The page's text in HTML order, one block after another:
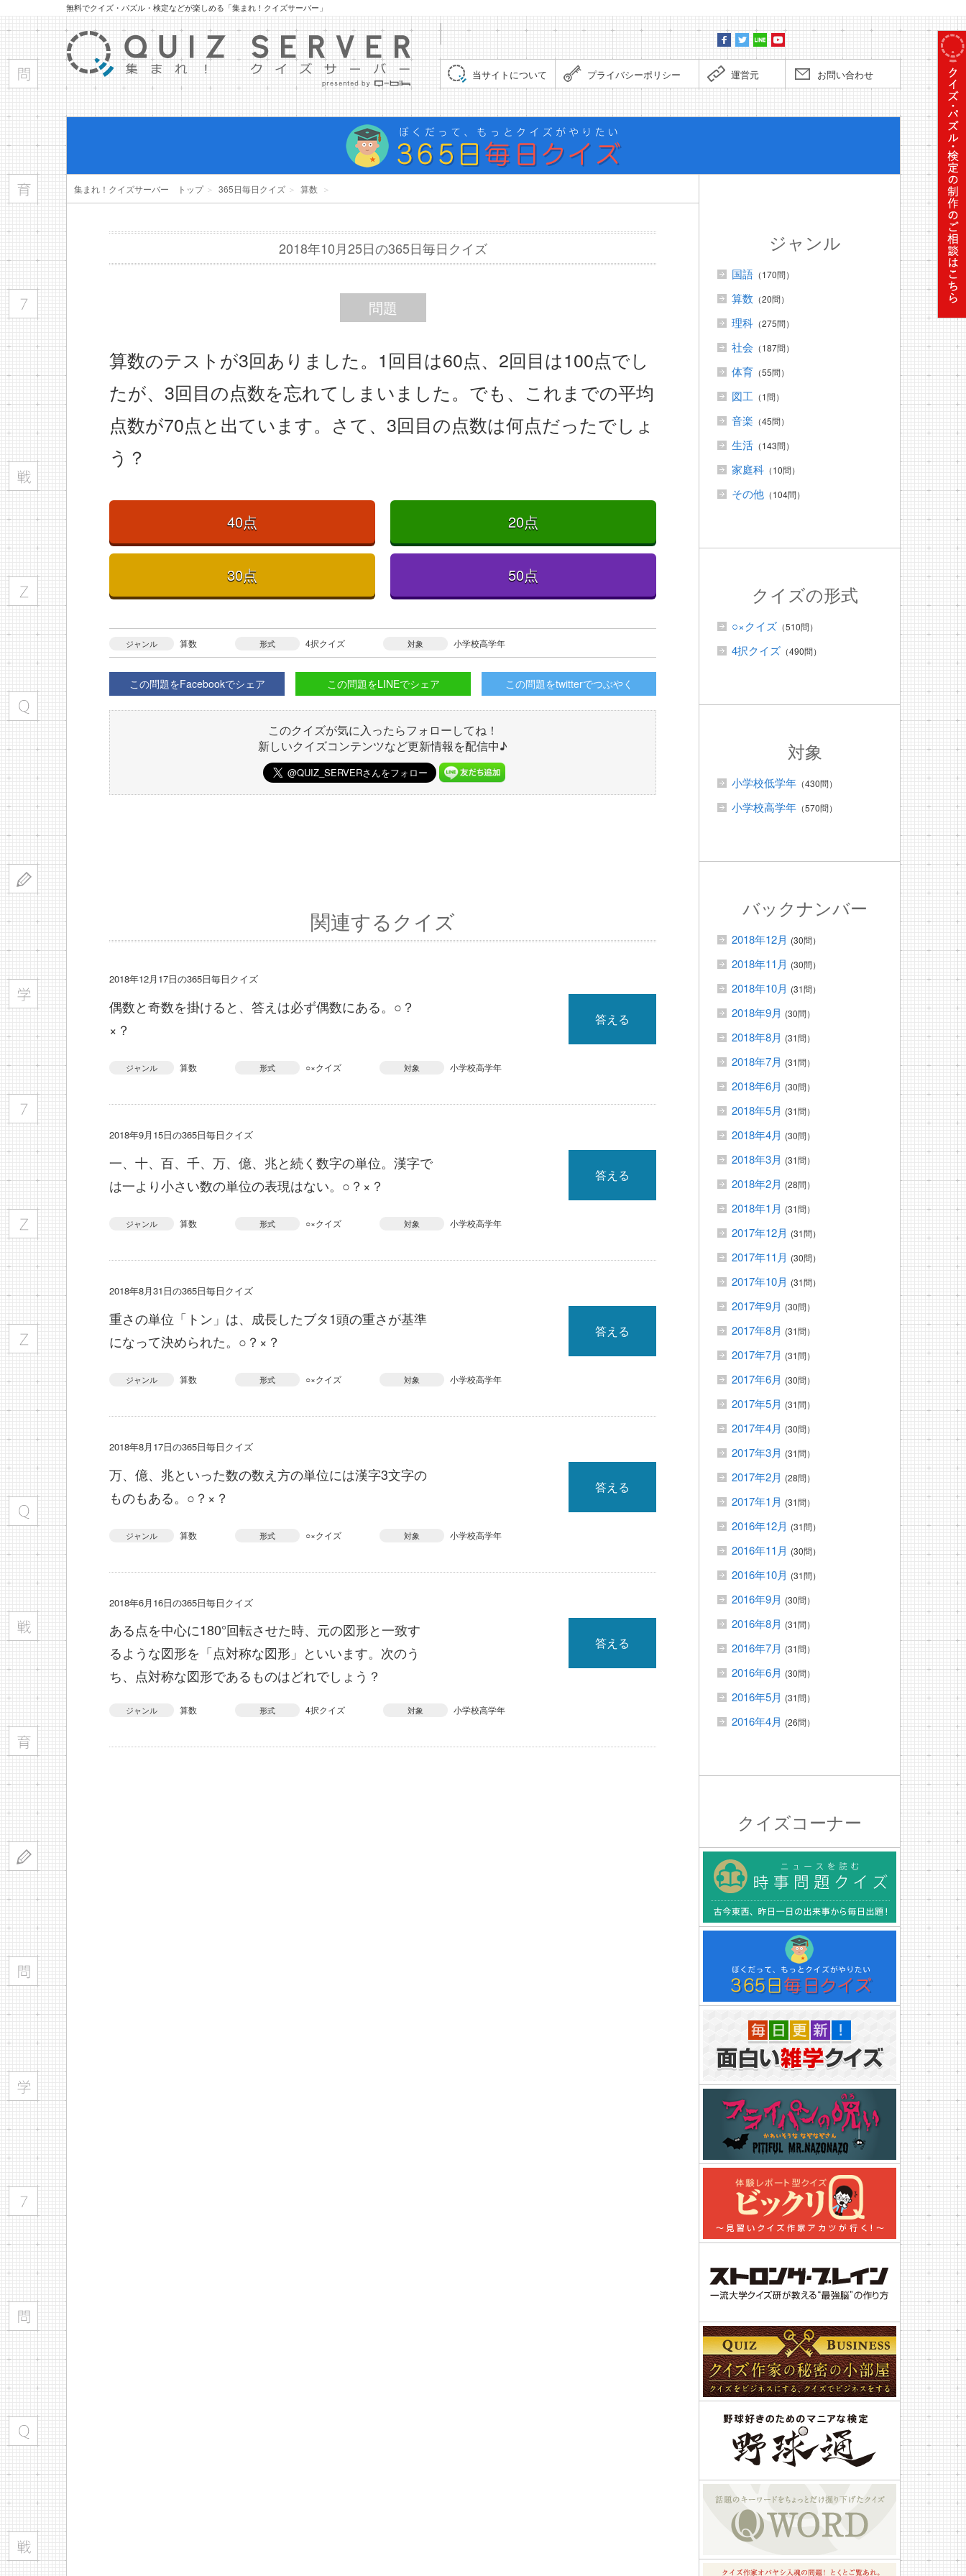
無料でクイズ・パズル・検定などが楽しめる「集まれ！クイズサーバー」
当サイトについて プライバシーポリシー 運営元 お問い合わせ
ぼくだ
集まれ！クイズサーバー トップ＞ 365日毎日クイズ ＞ 算数 ＞
2018年10月25日の365日毎日クイズ
問題
算数のテストが3回ありました。1回目は60点、2回目は100点でし
たが、3回目の点数を忘れてしまいました。でも、これまでの平均
点数が70点と出ています。さて、3回目の点数は何点だったでしょ
う？
40点 20点
30点 50点
ジャンル 算数 形式 4択クイズ 対象 小学校高学年
この問題をFacebookでシェア この問題をLINEでシェア この問題をtwitterでつぶやく
このクイズが気に入ったらフォローしてね！
新しいクイズコンテンツなど更新情報を配信中♪
関連するクイズ
2018年12月17日の365日毎日クイズ
偶数と奇数を掛けると、答えは必ず偶数にある。○？
×？
答える
ジャンル 算数 形式 ○×クイズ 対象 小学校高学年
2018年9月15日の365日毎日クイズ
一、十、百、千、万、億、兆と続く数字の単位。漢字で
は一より小さい数の単位の表現はない。○？×？
答える
ジャンル 算数 形式 ○×クイズ 対象 小学校高学年
2018年8月31日の365日毎日クイズ
重さの単位「トン」は、成長したブタ1頭の重さが基準
になって決められた。○？×？
答える
ジャンル 算数 形式 ○×クイズ 対象 小学校高学年
2018年8月17日の365日毎日クイズ
万、億、兆といった数の数え方の単位には漢字3文字の
ものもある。○？×？
答える
ジャンル 算数 形式 ○×クイズ 対象 小学校高学年
2018年6月16日の365日毎日クイズ
ある点を中心に180°回転させた時、元の図形と一致す
るような図形を「点対称な図形」といいます。次のう
ち、点対称な図形であるものはどれでしょう？
答える
ジャンル 算数 形式 4択クイズ 対象 小学校高学年
ジャンル
国語 （170問）
算数 （20問）
理科 （275問）
社会 （187問）
体育 （55問）
図工 （1問）
音楽 （45問）
生活 （143問）
家庭科 （10問）
その他 （104問）
クイズの形式
○×クイズ （510問）
4択クイズ （490問）
対象
小学校低学年 （430問）
小学校高学年 （570問）
バックナンバー
2018年12月 (30問）
2018年11月 (30問）
2018年10月 (31問）
2018年9月 (30問）
2018年8月 (31問）
2018年7月 (31問）
2018年6月 (30問）
2018年5月 (31問）
2018年4月 (30問）
2018年3月 (31問）
2018年2月 (28問）
2018年1月 (31問）
2017年12月 (31問）
2017年11月 (30問）
2017年10月 (31問）
2017年9月 (30問）
2017年8月 (31問）
2017年7月 (31問）
2017年6月 (30問）
2017年5月 (31問）
2017年4月 (30問）
2017年3月 (31問）
2017年2月 (28問）
2017年1月 (31問）
2016年12月 (31問）
2016年11月 (30問）
2016年10月 (31問）
2016年9月 (30問）
2016年8月 (31問）
2016年7月 (31問）
2016年6月 (30問）
2016年5月 (31問）
2016年4月 (26問）
クイズコーナー